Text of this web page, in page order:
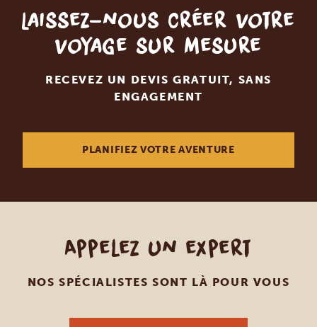
Laissez-nous créer votre
voyage sur mesure
RECEVEZ UN DEVIS GRATUIT, SANS
ENGAGEMENT
PLANIFIEZ VOTRE AVENTURE
Appelez un expert
NOS SPÉCIALISTES SONT LÀ POUR VOUS